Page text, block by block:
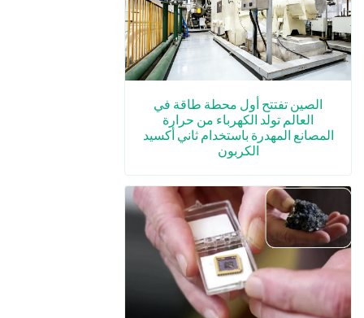
الصين تفتتح أول محطة طاقة في
العالم تولد الكهرباء من حرارة
المصانع المهدرة باستخدام ثاني أكسيد
الكربون